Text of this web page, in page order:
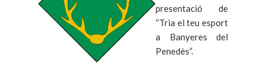
presentació de
“Tria el teu esport
a Banyeres del
Penedès”.